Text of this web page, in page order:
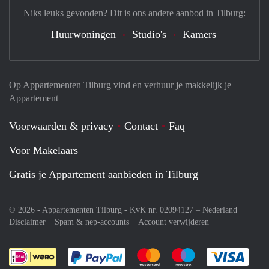
Op Appartementen Tilburg vind en verhuur je makkelijk je
Appartement
Voorwaarden & privacy Contact
Faq
Voor Makelaars
Gratis je Appartement aanbieden in Tilburg
© 2026 - Appartementen Tilburg - KvK nr. 02094127 – Nederland
Disclaimer
Spam & nep-accounts Account verwijderen
Je rekent gemakkelijk af met Paypal
Je rekent gemakkelijk af met
Je rekent
Niks leuks gevonden? Dit is ons andere aanbod in Tilburg:
Huurwoningen Studio's Kamers